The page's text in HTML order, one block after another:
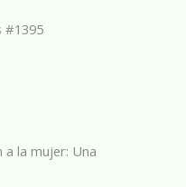
#1395
la mujer: Una